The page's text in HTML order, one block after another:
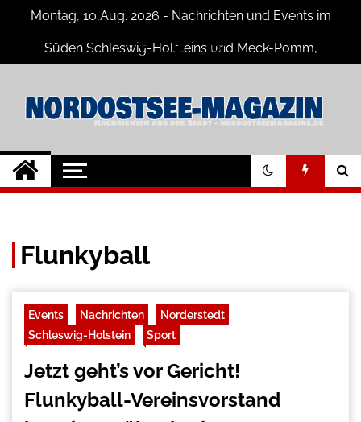
Montag, 10,Aug. 2026 - Nachrichten und Events im
Süden Schleswig-Holsteins und Meck-Pomm,
Nord-Ostsee-
Magazine Blog
Der Blog der Nord-Ostsee Magazine
Flunkyball
Events Nachrichten
Norderstedt
Schleswig-Holstein
Sport
Jetzt geht’s vor Gericht!
Flunkyball-Vereinsvorstand